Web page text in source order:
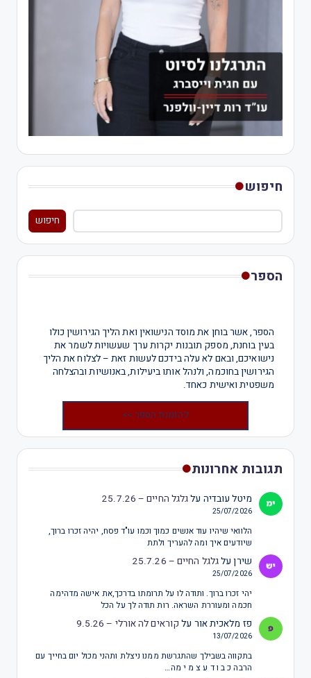
חיפוש
חיפוש
הספר
הספר, אשר בוחן את מוסד הנישואין ואת הליך הגירושין כולו
בעין בוחנת, מספק תובנות יקרות ערך שעשויות לשמר את
נישואיכם, ובאם לא עלה בידכם לעשות זאת – לצלוח את הליך
הגירושין בחוכמה, ולנהל אותו ביעילות, באנושיות ובהצלחה
משפטית ואישית כאחד.
להזמנת הספר >>
תגובות אחרונות
מיטל עובדיה עלגלגל החיים – 25.7.26
25/07/2026
הלוואי שיהיו עוד אנשים כמוך וכמו עו"ד פסח, יהיה זכרו ברוך,
שיודעים איך ומה להעריך ולתת
שירןעלגלגל החיים – 25.7.26
25/07/2026
יהי זכרו ברוך. ותודה לו על תרומתו בדרכך,את אישה מדהימה
חכמה ומעוררת השראה. רות תודה לך על הכל
פז מלאכית אור על קוראים לה אורלי – 9.5.26
13/07/2026
בתקווה בשבילך שהתגרשת ממנו ניצלת ותהני מכול יום בחייך עם
הרבה כ ב ו ד ע צ מ י מה…